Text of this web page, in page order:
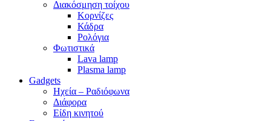
Διακόσμηση τοίχου
Κορνίζες
Κάδρα
Ρολόγια
Φωτιστικά
Lava lamp
Plasma lamp
Gadgets
Ηχεία – Ραδιόφωνα
Διάφορα
Είδη κινητού